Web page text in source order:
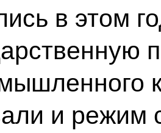
в этом
и режим